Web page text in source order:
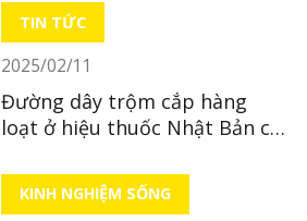
TIN TỨC
2025/02/11
Đường dây trộm cắp hàng
loạt ở hiệu thuốc Nhật Bản có
KINH NGHIỆM SỐNG